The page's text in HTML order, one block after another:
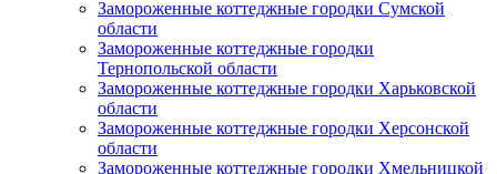
Замороженные коттеджные городки Сумской
области
Замороженные коттеджные городки
Тернопольской области
Замороженные коттеджные городки Харьковской
области
Замороженные коттеджные городки Херсонской
области
Замороженные коттеджные городки Хмельницкой